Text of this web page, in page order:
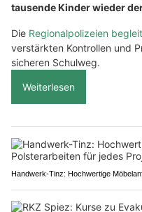
tausende Kinder wieder
Die Regionalpolizeien
verstärkten Kontrollen und
sicheren Schulweg.
Weiterlesen
Handwerk-Tinz: Hochwertige